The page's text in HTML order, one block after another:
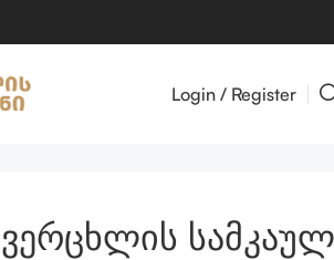
Login / Register
ვერცხლის